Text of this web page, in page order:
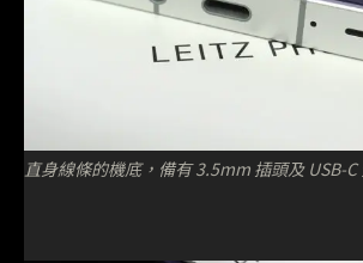
直身線條的機底，備有 3.5mm 插頭及 USB-C